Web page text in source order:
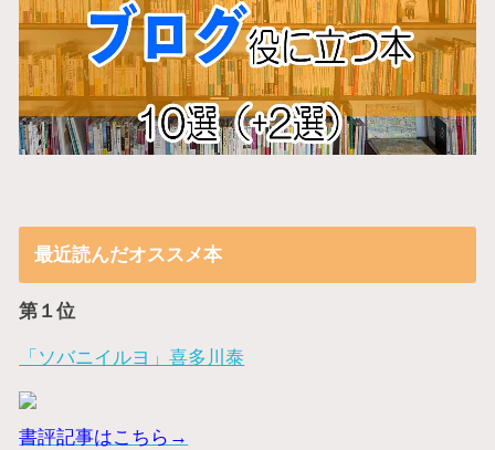
最近読んだオススメ本
第１位
「ソバニイルヨ」喜多川泰
書評記事はこちら→